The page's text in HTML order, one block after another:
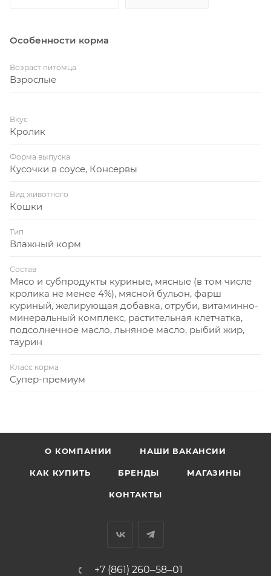
Особенности корма
Возраст питомца
Взрослые
Вкус
Кролик
Форма выпуска
Кусочки в соусе, Консервы
Вид животного
Кошки
Тип
Влажный корм
Состав
Мясо и субпродукты куриные, мясные (в том числе
кролика не менее 4%), мясной бульон, фарш
куриный, желирующая добавка, отруби, витаминно-
минеральный комплекс, растительная клетчатка,
подсолнечное масло, льняное масло, рыбий жир,
таурин
Класс корма
Супер-премиум
О КОМПАНИИ НАШИ ВАКАНСИИ
КАК КУПИТЬ БРЕНДЫ МАГАЗИНЫ
КОНТАКТЫ
+7 (861) 260‒58‒01